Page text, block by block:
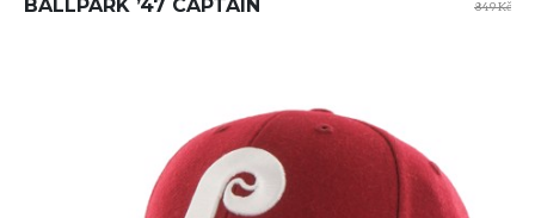
BALLPARK ’47 CAPTAIN 849 Kč